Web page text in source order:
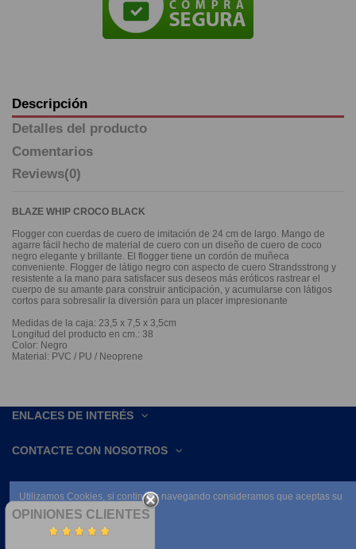
Descripción
Detalles del producto
Comentarios
Reviews(0)
BLAZE WHIP CROCO BLACK
Flogger con cuerdas de cuero de imitación de 24 cm de largo. Mango de
agarre fácil hecho de material de cuero con un diseño de cuero de coco
negro elegante y brillante. El flogger tiene un cordón de muñeca
conveniente. Flogger de látigo negro con aspecto de cuero Strandsstrong y
resistente a la mano para satisfacer sus deseos más eróticos rastrear el
cuerpo de su amante para construir anticipación, y acumularse con látigos
cortos para sobresalir la diversión para un placer impresionante
Medidas de la caja: 23,5 x 7,5 x 3,5cm
Longitud del producto en cm.: 38
Color: Negro
Material: PVC / PU / Neoprene
ENLACES DE INTERÉS
CONTACTE CON NOSOTROS
OPINIONES CLIENTES
Utilizamos Cookies, si continúas navegando consideramos que aceptas su
uso.
Leer condiciones